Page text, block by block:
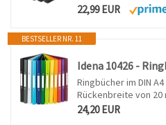
22,99 EUR
BESTSELLER NR. 11
Ringbücher im DIN
Rückenbreite von 20
24,20 EUR